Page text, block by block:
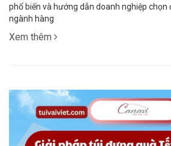
phổ biến và hướng dẫn doanh nghiệp
ngành hàng
Xem thêm